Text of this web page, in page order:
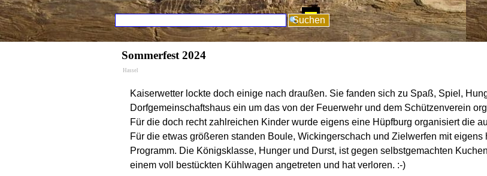
Direkt zum Seiteninhalt
Menü überspringen
Suchen
Sommerfest 2024
Hassel
Kaiserwetter lockte doch einige nach draußen. Sie fanden sich zu Spaß, Spiel,
Dorfgemeinschaftshaus ein um das von der Feuerwehr und dem Schützenverein
Für die doch recht zahlreichen Kinder wurde eigens eine Hüpfburg organisiert die
Für die etwas größeren standen Boule, Wickingerschach und Zielwerfen mit
Programm. Die Königsklasse, Hunger und Durst, ist gegen selbstgemachten
einem voll bestückten Kühlwagen angetreten und hat verloren. :-)